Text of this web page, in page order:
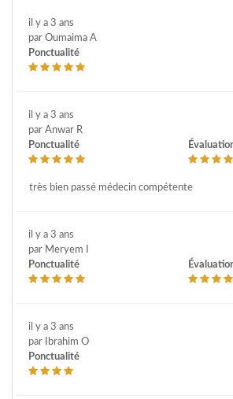
il y a 3 ans
par Oumaima A
Ponctualité
il y a 3 ans
par Anwar R
Ponctualité
très bien passé médecin compétente
il y a 3 ans
par Meryem I
Ponctualité
il y a 3 ans
par Ibrahim O
Ponctualité